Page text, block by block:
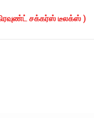
சக்கர்ஸ் டீலக்ஸ் )